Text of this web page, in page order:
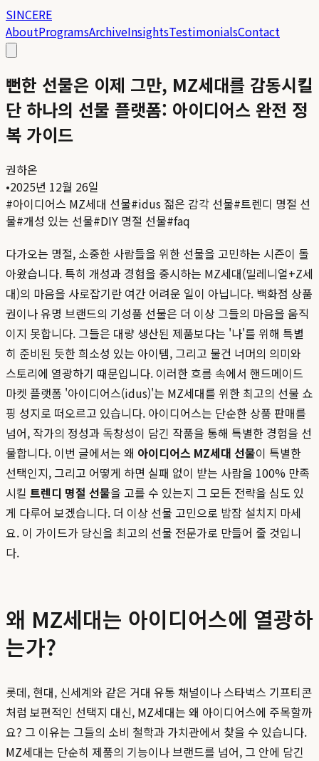
SINCERE
AboutProgramsArchiveInsightsTestimonialsContact
뻔한 선물은 이제 그만, MZ세대를 감동시킬
단 하나의 선물 플랫폼: 아이디어스 완전 정
복 가이드
권하온
•2025년 12월 26일
#아이디어스 MZ세대 선물#idus 젊은 감각 선물#트렌디 명절 선
물#개성 있는 선물#DIY 명절 선물#faq
다가오는 명절, 소중한 사람들을 위한 선물을 고민하는 시즌이 돌
아왔습니다. 특히 개성과 경험을 중시하는 MZ세대(밀레니얼+Z세
대)의 마음을 사로잡기란 여간 어려운 일이 아닙니다. 백화점 상품
권이나 유명 브랜드의 기성품 선물은 더 이상 그들의 마음을 움직
이지 못합니다. 그들은 대량 생산된 제품보다는 '나'를 위해 특별
히 준비된 듯한 희소성 있는 아이템, 그리고 물건 너머의 의미와
스토리에 열광하기 때문입니다. 이러한 흐름 속에서 핸드메이드
마켓 플랫폼 '아이디어스(idus)'는 MZ세대를 위한 최고의 선물 쇼
핑 성지로 떠오르고 있습니다. 아이디어스는 단순한 상품 판매를
넘어, 작가의 정성과 독창성이 담긴 작품을 통해 특별한 경험을 선
물합니다. 이번 글에서는 왜 아이디어스 MZ세대 선물이 특별한
선택인지, 그리고 어떻게 하면 실패 없이 받는 사람을 100% 만족
시킬 트렌디 명절 선물을 고를 수 있는지 그 모든 전략을 심도 있
게 다루어 보겠습니다. 더 이상 선물 고민으로 밤잠 설치지 마세
요. 이 가이드가 당신을 최고의 선물 전문가로 만들어 줄 것입니
다.
왜 MZ세대는 아이디어스에 열광하
는가?
롯데, 현대, 신세계와 같은 거대 유통 채널이나 스타벅스 기프티콘
처럼 보편적인 선택지 대신, MZ세대는 왜 아이디어스에 주목할까
요? 그 이유는 그들의 소비 철학과 가치관에서 찾을 수 있습니다.
MZ세대는 단순히 제품의 기능이나 브랜드를 넘어, 그 안에 담긴